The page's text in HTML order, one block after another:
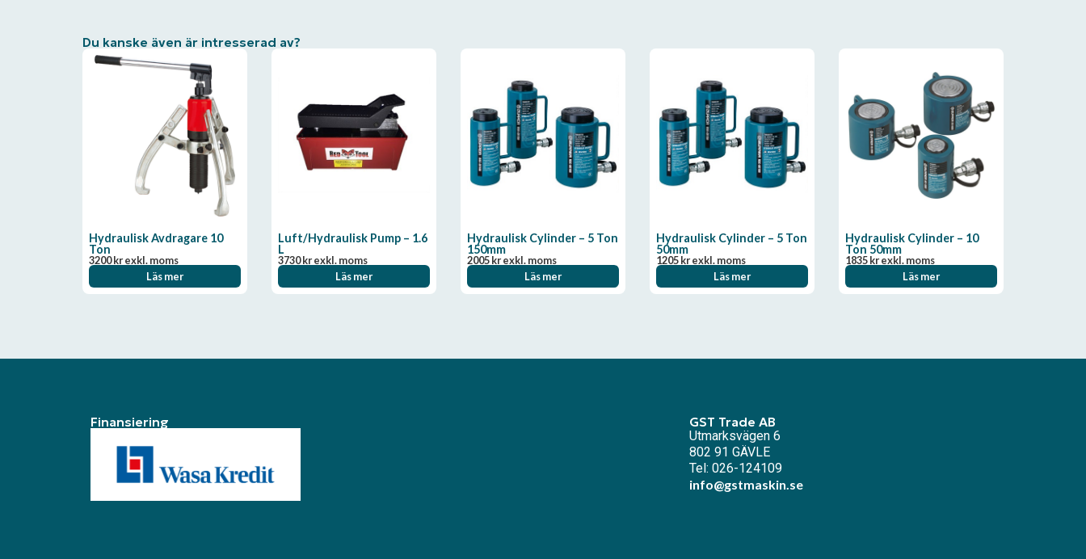
Du kanske även är intresserad av?
Hydraulisk Avdragare 10
Ton
3200krexkl. moms
Läs mer
Luft/Hydraulisk Pump – 1.6
L
3730krexkl. moms
Läs mer
Hydraulisk Cylinder – 5 Ton
150mm
2005krexkl. moms
Läs mer
Hydraulisk Cylinder – 5 Ton
50mm
1205krexkl. moms
Läs mer
Hydraulisk Cylinder – 10
Ton 50mm
1835krexkl. moms
Läs mer
Finansiering GST Trade AB
Utmarksvägen 6
802 91 GÄVLE
Tel: 026-124109
info@gstmaskin.se